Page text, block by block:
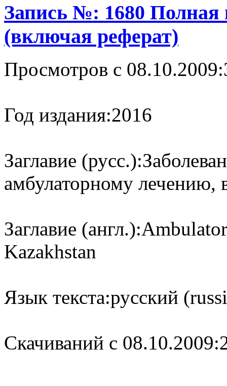
Запись №: 1680 Полная
(включая реферат)
Просмотров с 08.10.2009:
Год издания:2016
Заглавие (русс.):
амбулаторному лечению,
Заглавие (англ.):
Kazakhstan
Язык текста:русский
Cкачиваний с 08.10.2009: